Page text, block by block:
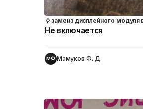
замена дисплейного модуля
Не включается
МФ Мамуков Ф. Д.